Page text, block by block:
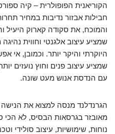
הקוריאנית הפופולרית – קיה
חבילות אבזור נדיבות במחיר
שמציע עיצוב אלגנטי וחווית נהיגה
שמציע עיצוב פנים וחוץ נועזים
עם הנדסת אנוש מעט שונה.
הגרנדלנד מנסה למצוא את הנישה
מאובזר בגרסאות הבסיס, לא הכי
נוחות, שימושיות, עיצוב סולידי